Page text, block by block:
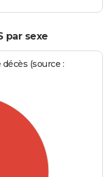
par sexe
(source :